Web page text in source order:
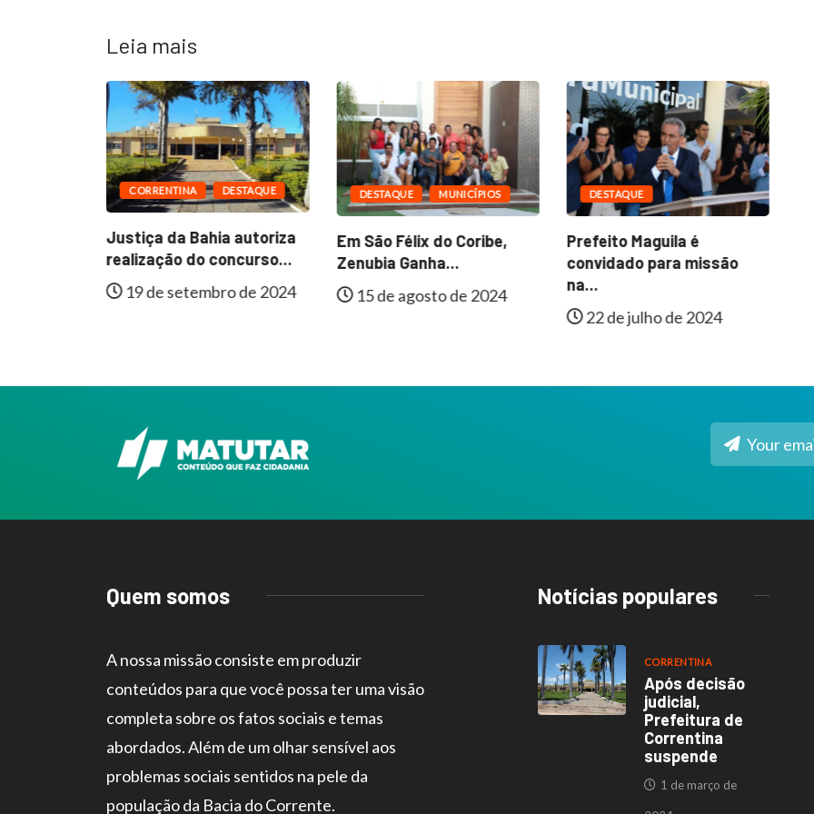
Leia mais
CORRENTINA DESTAQUE
Justiça da Bahia autoriza
realização do concurso...
19 de setembro de 2024
DESTAQUE MUNICÍPIOS
Em São Félix do Coribe,
Zenubia Ganha...
15 de agosto de 2024
DESTAQUE
Prefeito Maguila é
convidado para missão
na...
22 de julho de 2024
Quem somos
A nossa missão consiste em produzir
conteúdos para que você possa ter uma visão
completa sobre os fatos sociais e temas
abordados. Além de um olhar sensível aos
problemas sociais sentidos na pele da
população da Bacia do Corrente.
Notícias populares
CORRENTINA
Após decisão
judicial,
Prefeitura de
Correntina
suspende
1 de março de